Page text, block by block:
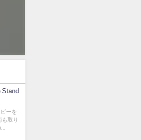
Stand
ーを
取り